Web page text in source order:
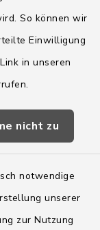
So können wir
Einwilligung
in unseren
nicht zu
notwendige
unserer
zur Nutzung